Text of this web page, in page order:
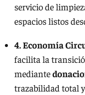
servicio de
espacios listos
4. Economía
facilita la
mediante
trazabilidad total